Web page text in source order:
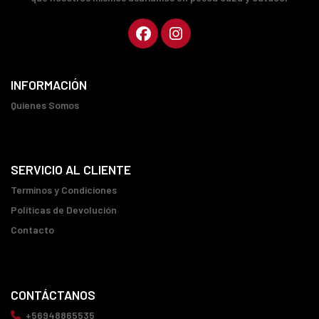
INFORMACIÓN
Quienes Somos
SERVICIO AL CLIENTE
Terminos y Condiciones
Políticas de Devolución
Contacto
CONTÁCTANOS
+56948865535